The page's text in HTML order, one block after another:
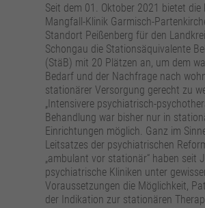
Seit dem 01. Oktober 2021 bietet die
Mangfall-Klinik Garmisch-
Standort Peißenberg für den
Schongau die Stationsäquivalente
(StäB) mit 20 Plätzen an, um dem
Bedarf und der Nachfrage nach
stationärer Versorgung gerecht zu
„Intensivere psychiatrisch-
Behandlung war bisher nur in
Einrichtungen möglich. Ganz im
Leitsatzes der psychiatrischen
„ambulant vor stationär“ haben seit
psychiatrische Kliniken unter
Voraussetzungen die Möglichkeit,
der Indikation zur stationären